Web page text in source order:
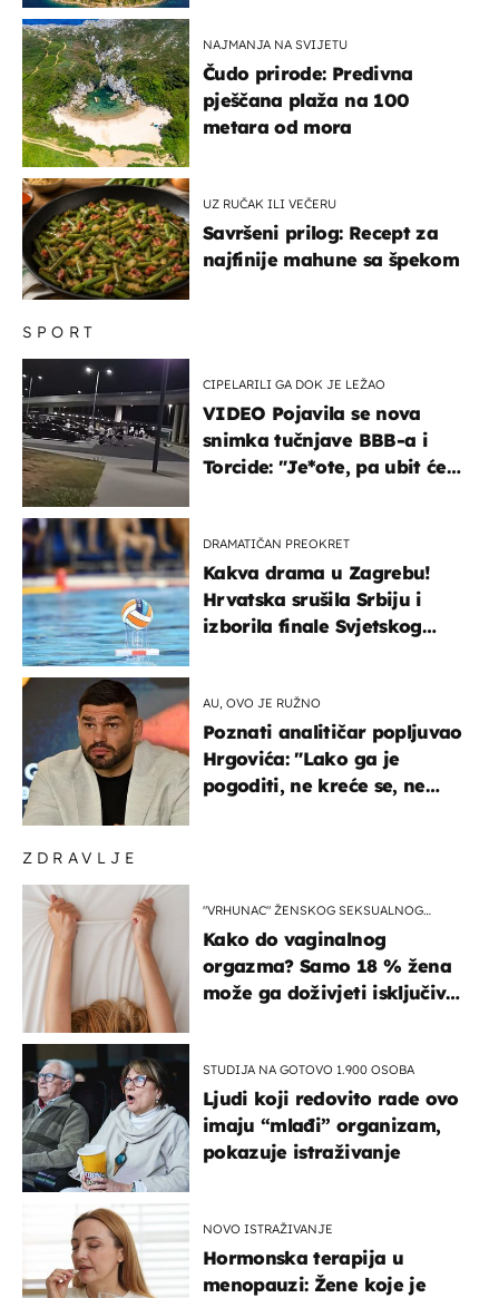
ZDRAVLJE
"VRHUNAC" ŽENSKOG SEKSUALNOG
Kako do vaginalnog
orgazma? Samo 18 % žena
može ga doživjeti isključivo
STUDIJA NA GOTOVO 1.900 OSOBA
Ljudi koji redovito rade ovo
imaju “mlađi” organizam,
pokazuje istraživanje
NOVO ISTRAŽIVANJE
Hormonska terapija u
menopauzi: Žene koje je
SPORT
CIPELARILI GA DOK JE LEŽAO
VIDEO Pojavila se nova
snimka tučnjave BBB-a i
Torcide: "Je*ote, pa ubit će
DRAMATIČAN PREOKRET
Kakva drama u Zagrebu!
Hrvatska srušila Srbiju i
izborila finale Svjetskog
AU, OVO JE RUŽNO
Poznati analitičar popljuvao
Hrgovića: "Lako ga je
pogoditi, ne kreće se, ne
NAJMANJA NA SVIJETU
Čudo prirode: Predivna
pješčana plaža na 100
metara od mora
UZ RUČAK ILI VEČERU
Savršeni prilog: Recept za
najfinije mahune sa špekom